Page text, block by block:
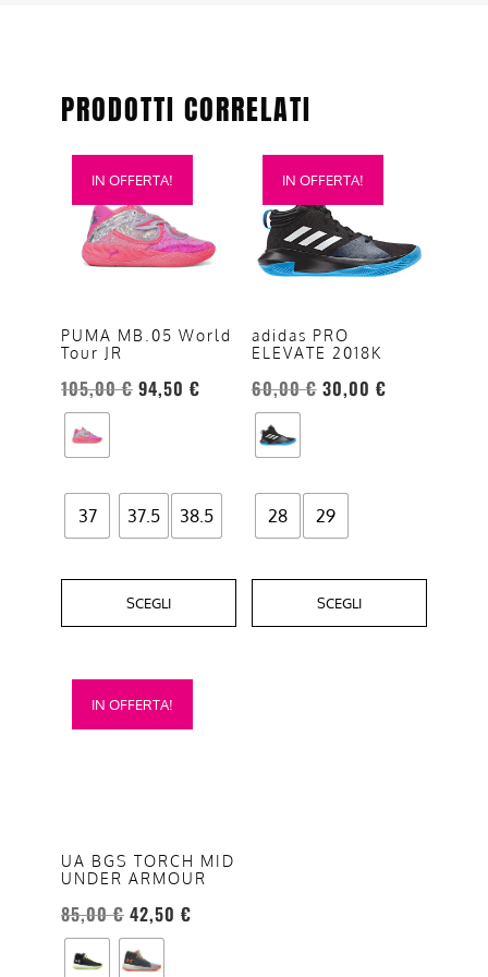
PRODOTTI CORRELATI
IN OFFERTA!
PUMA MB.05 World
Tour JR
105,00€ 94,50 €
37 37.5 38.5
SCEGLI
Questo
prodotto
più
varianti.
opzioni
possono
essere
scelte
nella
del
prodotto
IN OFFERTA!
adidas PRO
ELEVATE 2018K
60,00€ 30,00 €
28 29
SCEGLI
Questo
prodotto
ha
più
varianti.
opzioni
possono
essere
scelte
nella
del
prodotto
IN OFFERTA!
UA BGS TORCH MID
UNDER ARMOUR
85,00€ 42,50 €
Questo
prodotto
opzioni
possono
essere
scelte
nella